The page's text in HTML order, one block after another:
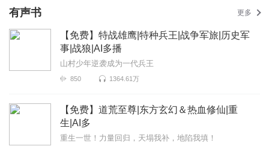
有声书 更多
【免费】特战雄鹰|特种兵王|战争军旅|历史军
事|战狼|AI多播
山村少年逆袭成为一代兵王
850 1364.61万
【免费】道荒至尊|东方玄幻＆热血修仙|重
生|AI多
重生一世！力量回归，天塌我补，地陷我填！